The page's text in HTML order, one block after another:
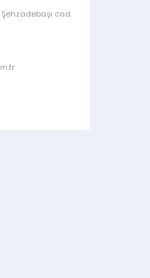
cad.